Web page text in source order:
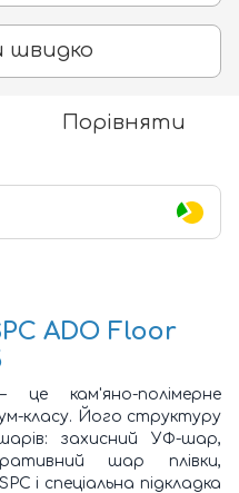
швидко
Порівняти
ADO Floor
це кам'яно-полімерне
класу. Його структуру
захисний УФ-шар,
шар плівки,
і спеціальна підкладка